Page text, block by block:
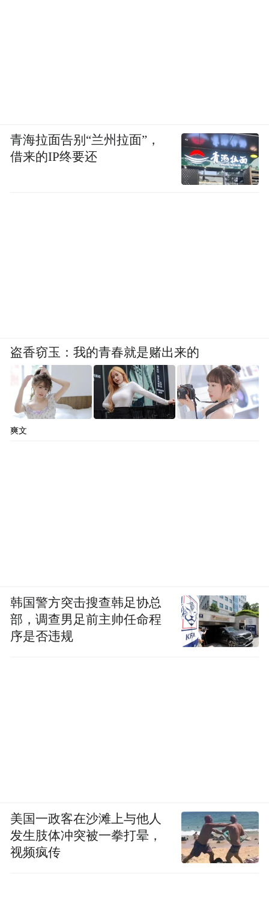
青海拉面告别“兰州拉面”，
借来的IP终要还
盗香窃玉：我的青春就是赌出来的
爽文
韩国警方突击搜查韩足协总
部，调查男足前主帅任命程
序是否违规
美国一政客在沙滩上与他人
发生肢体冲突被一拳打晕，
视频疯传